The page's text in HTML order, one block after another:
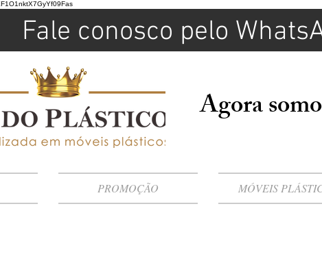
Agora
PROMOÇÃO MÓVEIS
Fale conosco pelo